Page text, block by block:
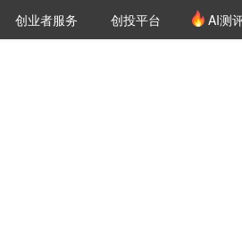
创投氪堂
创业者服务 创投平台 AI测